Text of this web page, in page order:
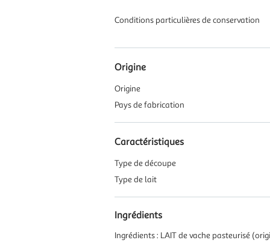
Conditions particulières de conservation
Origine
Origine
Pays de fabrication
Caractéristiques
Type de découpe
Type de lait
Ingrédients
Ingrédients : LAIT de vache pasteurisé